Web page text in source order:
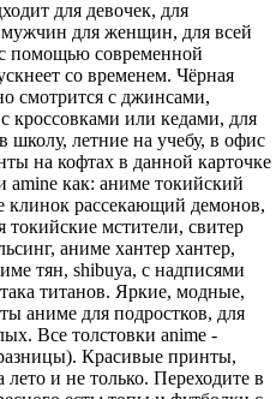
для девочек, для
мужчин для женщин, для всей
помощью современной
со временем. Чёрная
смотрится с джинсами,
кроссовками или кедами, для
школу, летние на учебу, в офис
на кофтах в данной карточке
amine как: аниме токийский
клинок рассекающий демонов,
мстители, свитер
аниме хантер хантер,
тян, shibuya, с надписями
титанов. Яркие, модные,
аниме для подростков, для
Все толстовки anime -
Красивые принты,
и не только. Переходите в